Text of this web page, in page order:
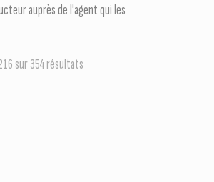
auprès de l'agent qui les
sur 354 résultats